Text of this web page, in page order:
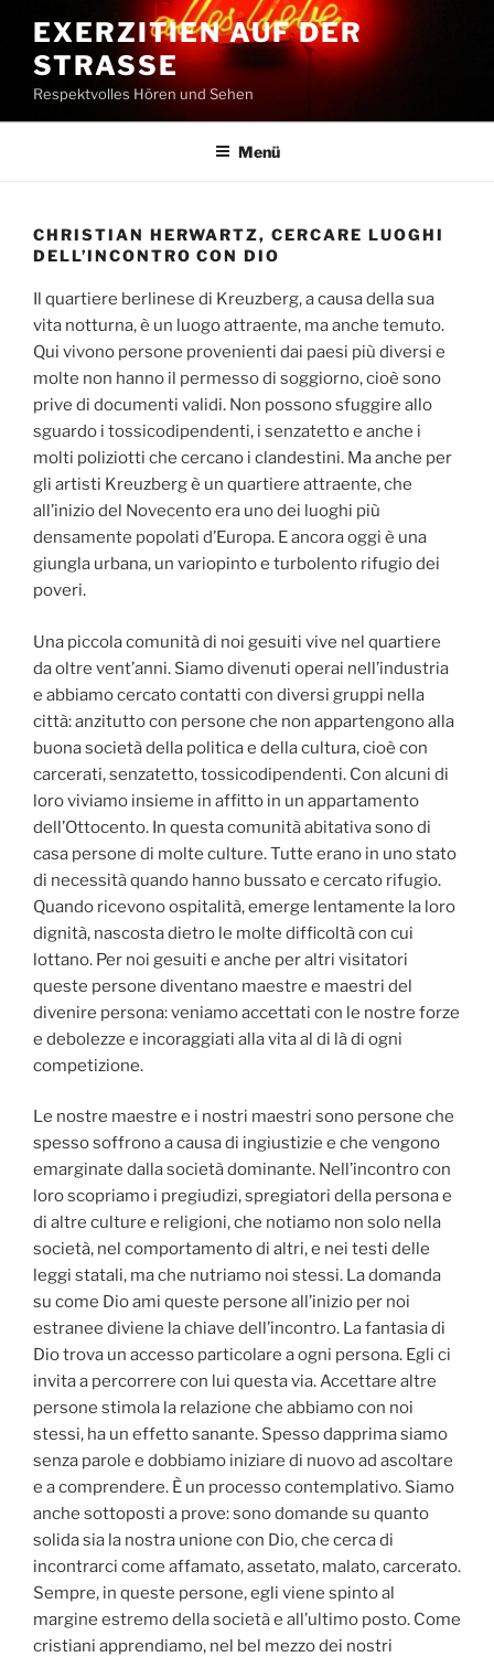
Inhalt
springen
EXERZITIEN AUF DER
STRASSE
Respektvolles Hören und Sehen
Menü
CHRISTIAN HERWARTZ, CERCARE LUOGHI
DELL’INCONTRO CON DIO
Il quartiere berlinese di Kreuzberg, a causa della sua
vita notturna, è un luogo attraente, ma anche temuto.
Qui vivono persone provenienti dai paesi più diversi e
molte non hanno il permesso di soggiorno, cioè sono
prive di documenti validi. Non possono sfuggire allo
sguardo i tossicodipendenti, i senzatetto e anche i
molti poliziotti che cercano i clandestini. Ma anche per
gli artisti Kreuzberg è un quartiere attraente, che
all’inizio del Novecento era uno dei luoghi più
densamente popolati d’Europa. E ancora oggi è una
giungla urbana, un variopinto e turbolento rifugio dei
poveri.
Una piccola comunità di noi gesuiti vive nel quartiere
da oltre vent’anni. Siamo divenuti operai nell’industria
e abbiamo cercato contatti con diversi gruppi nella
città: anzitutto con persone che non appartengono alla
buona società della politica e della cultura, cioè con
carcerati, senzatetto, tossicodipendenti. Con alcuni di
loro viviamo insieme in affitto in un appartamento
dell’Ottocento. In questa comunità abitativa sono di
casa persone di molte culture. Tutte erano in uno stato
di necessità quando hanno bussato e cercato rifugio.
Quando ricevono ospitalità, emerge lentamente la loro
dignità, nascosta dietro le molte difficoltà con cui
lottano. Per noi gesuiti e anche per altri visitatori
queste persone diventano maestre e maestri del
divenire persona: veniamo accettati con le nostre forze
e debolezze e incoraggiati alla vita al di là di ogni
competizione.
Le nostre maestre e i nostri maestri sono persone che
spesso soffrono a causa di ingiustizie e che vengono
emarginate dalla società dominante. Nell’incontro con
loro scopriamo i pregiudizi, spregiatori della persona e
di altre culture e religioni, che notiamo non solo nella
società, nel comportamento di altri, e nei testi delle
leggi statali, ma che nutriamo noi stessi. La domanda
su come Dio ami queste persone all’inizio per noi
estranee diviene la chiave dell’incontro. La fantasia di
Dio trova un accesso particolare a ogni persona. Egli ci
invita a percorrere con lui questa via. Accettare altre
persone stimola la relazione che abbiamo con noi
stessi, ha un effetto sanante. Spesso dapprima siamo
senza parole e dobbiamo iniziare di nuovo ad ascoltare
e a comprendere. È un processo contemplativo. Siamo
anche sottoposti a prove: sono domande su quanto
solida sia la nostra unione con Dio, che cerca di
incontrarci come affamato, assetato, malato, carcerato.
Sempre, in queste persone, egli viene spinto al
margine estremo della società e all’ultimo posto. Come
cristiani apprendiamo, nel bel mezzo dei nostri